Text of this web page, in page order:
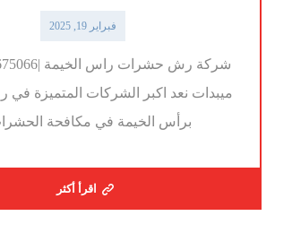
فبراير 19, 2025
ميبدات نعد اكبر الشركات المتميزة
برأس الخيمة في مكافحة
اقرأ أكثر